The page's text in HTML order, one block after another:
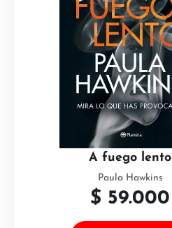
A fuego lento
Paula Hawkins
$ 59.000